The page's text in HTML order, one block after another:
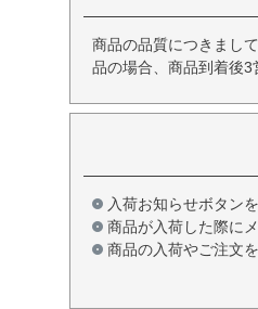
商品の品質につきまし
品の場合、商品到着後3
入荷お知らせボタン
商品が入荷した際に
商品の入荷やご注文